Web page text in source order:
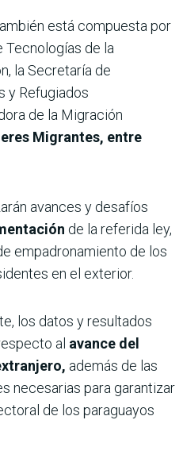
está compuesta por
de la
la Secretaría de
y Refugiados
de la Migración
Migrantes, entre
avances y desafíos
de la referida ley,
empadronamiento de los
en el exterior.
los datos y resultados
al avance del
además de las
necesarias para garantizar
de los paraguayos